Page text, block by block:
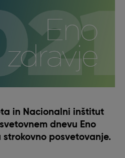
in Nacionalni inštitut
dnevu Eno
posvetovanje.